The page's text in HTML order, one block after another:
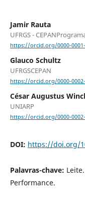
Jamir Rauta
UFRGS -
https://orcid.org/0000-0001-
Glauco Schultz
UFRGSCEPAN
https://orcid.org/0000-0002-
César Augustus
UNIARP
https://orcid.org/0000-0002-
DOI: https://doi.org/
Palavras-chave:
Performance.